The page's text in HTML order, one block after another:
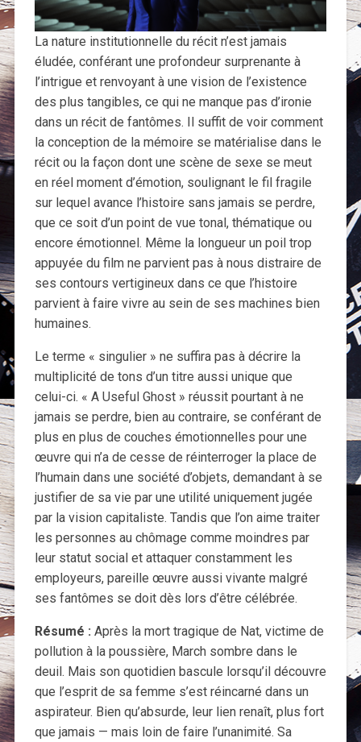
La nature institutionnelle du récit n’est jamais
éludée, conférant une profondeur surprenante à
l’intrigue et renvoyant à une vision de l’existence
des plus tangibles, ce qui ne manque pas d’ironie
dans un récit de fantômes. Il suffit de voir comment
la conception de la mémoire se matérialise dans le
récit ou la façon dont une scène de sexe se meut
en réel moment d’émotion, soulignant le fil fragile
sur lequel avance l’histoire sans jamais se perdre,
que ce soit d’un point de vue tonal, thématique ou
encore émotionnel. Même la longueur un poil trop
appuyée du film ne parvient pas à nous distraire de
ses contours vertigineux dans ce que l’histoire
parvient à faire vivre au sein de ses machines bien
humaines.
Le terme « singulier » ne suffira pas à décrire la
multiplicité de tons d’un titre aussi unique que
celui-ci. « A Useful Ghost » réussit pourtant à ne
jamais se perdre, bien au contraire, se conférant de
plus en plus de couches émotionnelles pour une
œuvre qui n’a de cesse de réinterroger la place de
l’humain dans une société d’objets, demandant à se
justifier de sa vie par une utilité uniquement jugée
par la vision capitaliste. Tandis que l’on aime traiter
les personnes au chômage comme moindres par
leur statut social et attaquer constamment les
employeurs, pareille œuvre aussi vivante malgré
ses fantômes se doit dès lors d’être célébrée.
Résumé : Après la mort tragique de Nat, victime de
pollution à la poussière, March sombre dans le
deuil. Mais son quotidien bascule lorsqu’il découvre
que l’esprit de sa femme s’est réincarné dans un
aspirateur. Bien qu’absurde, leur lien renaît, plus fort
que jamais — mais loin de faire l’unanimité. Sa